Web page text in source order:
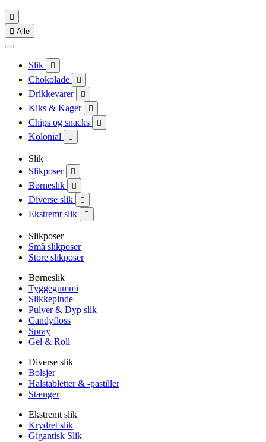

 Alle
Slik 
Chokolade 
Drikkevarer 
Kiks & Kager 
Chips og snacks 
Kolonial 
Slik
Slikposer

Børneslik 
Diverse slik 
Ekstremt slik 
Slikposer
Små slikposer
Store slikposer
Børneslik
Tyggegummi
Slikkepinde
Pulver & Dyp slik
Candyfloss
Spray
Gel & Roll
Diverse slik
Bolsjer
Halstabletter & -pastiller
Stænger
Ekstremt slik
Krydret slik
Gigantisk Slik